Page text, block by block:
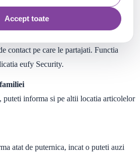
Accept toate
tau
mereu conectat prin codul QR al eufy
va gaseste articolul poate scana si
contact pe care le partajati. Functia
eufy Security.
puteti informa si pe altii locatia articolelor
atat de puternica, incat o puteti auzi